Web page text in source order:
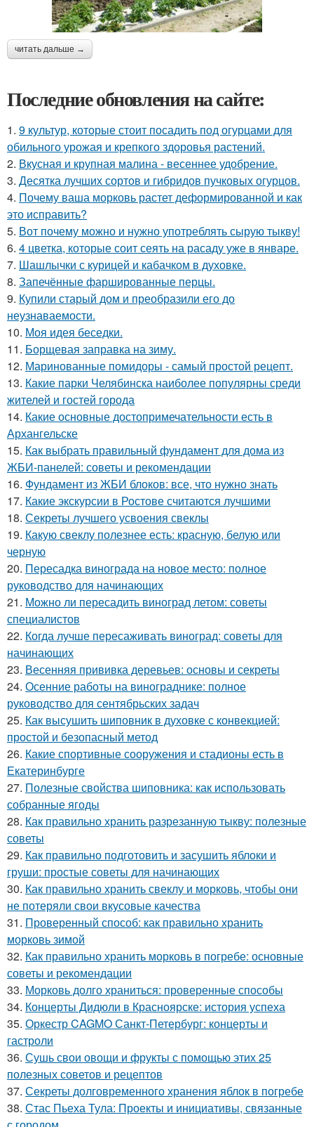
читать дальше →
Последние обновления на сайте:
1. 9 культур, которые стоит посадить под огурцами для
обильного урожая и крепкого здоровья растений.
2. Вкусная и крупная малина - весеннее удобрение.
3. Десятка лучших сортов и гибридов пучковых огурцов.
4. Почему ваша морковь растет деформированной и как
это исправить?
5. Вот почему можно и нужно употреблять сырую тыкву!
6. 4 цветка, которые соит сеять на расаду уже в январе.
7. Шашлычки с курицей и кабачком в духовке.
8. Запечённые фаршированные перцы.
9. Купили старый дом и преобразили его до
неузнаваемости.
10. Моя идея беседки.
11. Борщевая заправка на зиму.
12. Маринованные помидоры - самый простой рецепт.
13. Какие парки Челябинска наиболее популярны среди
жителей и гостей города
14. Какие основные достопримечательности есть в
Архангельске
15. Как выбрать правильный фундамент для дома из
ЖБИ-панелей: советы и рекомендации
16. Фундамент из ЖБИ блоков: все, что нужно знать
17. Какие экскурсии в Ростове считаются лучшими
18. Секреты лучшего усвоения свеклы
19. Какую свеклу полезнее есть: красную, белую или
черную
20. Пересадка винограда на новое место: полное
руководство для начинающих
21. Можно ли пересадить виноград летом: советы
специалистов
22. Когда лучше пересаживать виноград: советы для
начинающих
23. Весенняя прививка деревьев: основы и секреты
24. Осенние работы на винограднике: полное
руководство для сентябрьских задач
25. Как высушить шиповник в духовке с конвекцией:
простой и безопасный метод
26. Какие спортивные сооружения и стадионы есть в
Екатеринбурге
27. Полезные свойства шиповника: как использовать
собранные ягоды
28. Как правильно хранить разрезанную тыкву: полезные
советы
29. Как правильно подготовить и засушить яблоки и
груши: простые советы для начинающих
30. Как правильно хранить свеклу и морковь, чтобы они
не потеряли свои вкусовые качества
31. Проверенный способ: как правильно хранить
морковь зимой
32. Как правильно хранить морковь в погребе: основные
советы и рекомендации
33. Морковь долго храниться: проверенные способы
34. Концерты Дидюли в Красноярске: история успеха
35. Оркестр CAGMO Санкт-Петербург: концерты и
гастроли
36. Сушь свои овощи и фрукты с помощью этих 25
полезных советов и рецептов
37. Секреты долговременного хранения яблок в погребе
38. Стас Пьеха Тула: Проекты и инициативы, связанные